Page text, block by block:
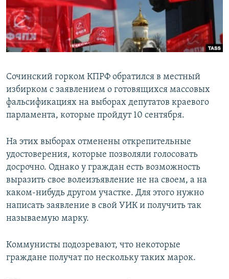
СОЦИАЛЬНЫЕ СЕТИ
Все сайты РСЕ/РС
Сочинский горком КПРФ обратился в местный
избирком с заявлением о готовящихся массовых
фальсификациях на выборах депутатов краевого
парламента, которые пройдут 10 сентября.
На этих выборах отменены открепительные
удостоверения, которые позволяли голосовать
досрочно. Однако у граждан есть возможность
выразить свое волеизъявление не на своем, а на
каком-нибудь другом участке. Для этого нужно
написать заявление в свой УИК и получить так
называемую марку.
Коммунисты подозревают, что некоторые
граждане получат по нескольку таких марок.